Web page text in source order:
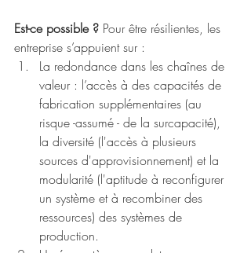
Est-ce possible ? Pour être résilientes, les
entreprise s’appuient sur :
La redondance dans les chaînes de
valeur : l’accès à des capacités de
fabrication supplémentaires (au
risque -assumé - de la surcapacité),
la diversité (l'accès à plusieurs
sources d'approvisionnement) et la
modularité (l'aptitude à reconfigurer
un système et à recombiner des
ressources) des systèmes de
production.